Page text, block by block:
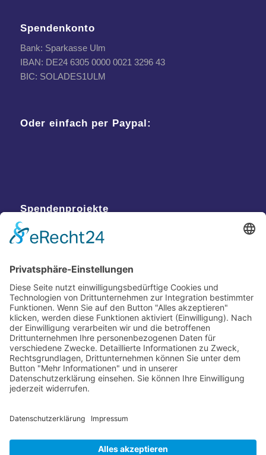
Spendenkonto
Bank: Sparkasse Ulm
IBAN: DE24 6305 0000 0021 3296 43
BIC: SOLADES1ULM
Oder einfach per Paypal:
Spendenprojekte
Kontakt
Postanschrift
Traumkatzen e.V.